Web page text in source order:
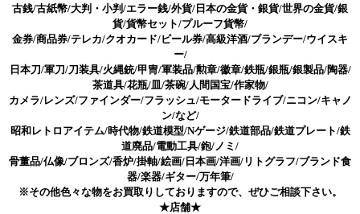
古銭/古紙幣/大判・小判/エラー銭/外貨/日本の金貨・銀貨/世界の金貨/銀
貨/貨幣セット/プルーフ貨幣/
金券/商品券/テレカ/クオカード/ビール券/高級洋酒/ブランデー/ウイスキ
ー/
日本刀/軍刀/刀装具/火縄銃/甲冑/軍装品/勲章/徽章/鉄瓶/銀瓶/銀製品/陶器/
茶道具/花瓶/皿/茶碗/人間国宝/作家物/
カメラ/レンズ/ファインダー/フラッシュ/モータードライブ/ニコン/キャノ
ン/など/
昭和レトロアイテム/時代物/鉄道模型/Nゲージ/鉄道部品/鉄道プレート/鉄
道廃品/電動工具/鉋/ノミ/
骨董品/仏像/ブロンズ/香炉/掛軸/絵画/日本画/洋画/リトグラフ/ブランド食
器/楽器/ギター/万年筆/
※その他色々な物をお買取りしておりますので、ぜひご相談下さい。
★店舗★